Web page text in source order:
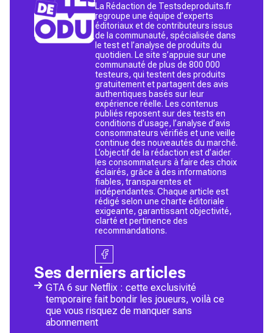
La Rédaction de Testsdeproduits.fr
regroupe une équipe d’experts
éditoriaux et de contributeurs issus
de la communauté, spécialisée dans
le test et l’analyse de produits du
quotidien. Le site s’appuie sur une
communauté de plus de 800 000
testeurs, qui testent des produits
gratuitement et partagent des avis
authentiques basés sur leur
expérience réelle. Les contenus
publiés reposent sur des tests en
conditions d’usage, l’analyse d’avis
consommateurs vérifiés et une veille
continue des nouveautés du marché.
L’objectif de la rédaction est d’aider
les consommateurs à faire des choix
éclairés, grâce à des informations
fiables, transparentes et
indépendantes. Chaque article est
rédigé selon une charte éditoriale
exigeante, garantissant objectivité,
clarté et pertinence des
recommandations.
Ses derniers articles
GTA 6 sur Netflix : cette exclusivité
temporaire fait bondir les joueurs, voilà ce
que vous risquez de manquer sans
abonnement